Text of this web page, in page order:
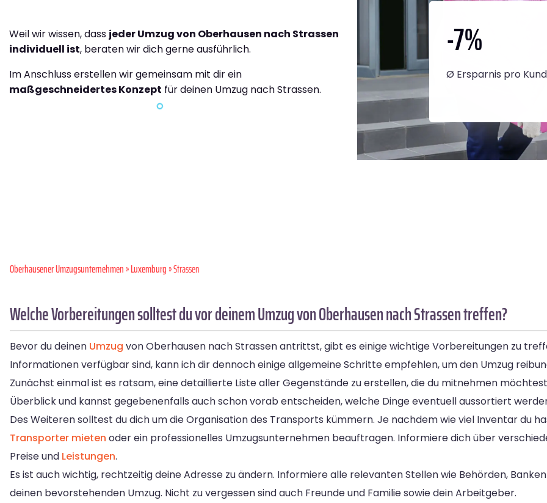
Weil wir wissen, dass jeder Umzug von Oberhausen nach Strassen
individuell ist, beraten wir dich gerne ausführlich.
Im Anschluss erstellen wir gemeinsam mit dir ein
maßgeschneidertes Konzept für deinen Umzug nach Strassen.
-7%
Ø Ersparnis pro
Oberhausener Umzugsunternehmen»Luxemburg» Strassen
Welche Vorbereitungen solltest du vor deinem Umzug von Oberhausen nach Strassen treffen?
Bevor du deinen Umzug von Oberhausen nach Strassen antrittst, gibt es einige wichtige Vorbereitungen zu
Informationen verfügbar sind, kann ich dir dennoch einige allgemeine Schritte empfehlen, um den Umzug
Zunächst einmal ist es ratsam, eine detaillierte Liste aller Gegenstände zu erstellen, die du mitnehmen
Überblick und kannst gegebenenfalls auch schon vorab entscheiden, welche Dinge eventuell aussortiert
Des Weiteren solltest du dich um die Organisation des Transports kümmern. Je nachdem wie viel Inventar du
Transporter mieten oder ein professionelles Umzugsunternehmen beauftragen. Informiere dich über
Preise und Leistungen.
Es ist auch wichtig, rechtzeitig deine Adresse zu ändern. Informiere alle relevanten Stellen wie Behörden,
deinen bevorstehenden Umzug. Nicht zu vergessen sind auch Freunde und Familie sowie dein Arbeitgeber.